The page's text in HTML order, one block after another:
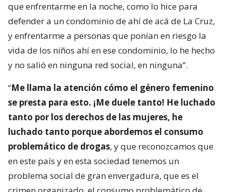
que enfrentarme en la noche, como lo hice para
defender a un condominio de ahí de acá de La Cruz,
y enfrentarme a personas que ponían en riesgo la
vida de los niños ahí en ese condominio, lo he hecho
y no salió en ninguna red social, en ninguna”.
“Me llama la atención cómo el género femenino
se presta para esto. ¡Me duele tanto! He luchado
tanto por los derechos de las mujeres, he
luchado tanto porque abordemos el consumo
problemático de drogas, y que reconozcamos que
en este país y en esta sociedad tenemos un
problema social de gran envergadura, que es el